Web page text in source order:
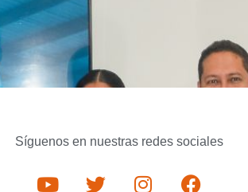
Síguenos en nuestras redes sociales